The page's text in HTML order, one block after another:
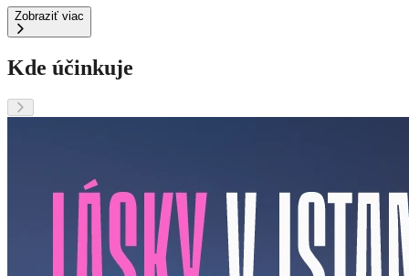
Zobraziť viac
Kde účinkuje